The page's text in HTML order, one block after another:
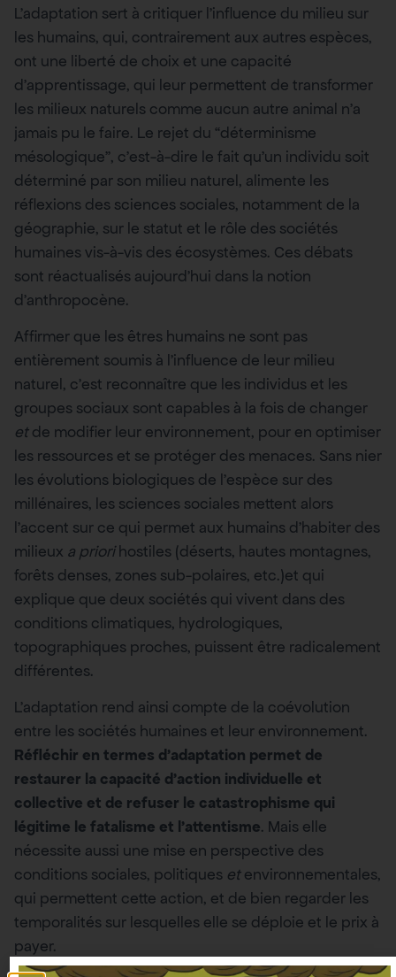
L’adaptation sert à critiquer l’influence du milieu sur
les humains, qui, contrairement aux autres espèces,
ont une liberté de choix et une capacité
d’apprentissage, qui leur permettent de transformer
les milieux naturels comme aucun autre animal n’a
jamais pu le faire. Le rejet du “déterminisme
mésologique”, c’est-à-dire le fait qu’un individu soit
déterminé par son milieu naturel, alimente les
réflexions des sciences sociales, notamment de la
géographie, sur le statut et le rôle des sociétés
humaines vis-à-vis des écosystèmes. Ces débats
sont réactualisés aujourd’hui dans la notion
d’anthropocène.
Affirmer que les êtres humains ne sont pas
entièrement soumis à l’influence de leur milieu
naturel, c’est reconnaître que les individus et les
groupes sociaux sont capables à la fois de changer
etde modifier leur environnement, pour en optimiser
les ressources et se protéger des menaces. Sans nier
les évolutions biologiques de l’espèce sur des
millénaires, les sciences sociales mettent alors
l’accent sur ce qui permet aux humains d’habiter des
milieux a priorihostiles (déserts, hautes montagnes,
forêts denses, zones sub-polaires, etc.)et qui
explique que deux sociétés qui vivent dans des
conditions climatiques, hydrologiques,
topographiques proches, puissent être radicalement
différentes.
L’adaptation rend ainsi compte de la coévolution
entre les sociétés humaines et leur environnement.
Réfléchir en termes d’adaptation permet de
restaurer la capacité d’action individuelle et
collective et de refuser le catastrophisme qui
légitime le fatalisme et l’attentisme. Mais elle
nécessite aussi une mise en perspective des
conditions sociales, politiques etenvironnementales,
qui permettent cette action, et de bien regarder les
temporalités sur lesquelles elle se déploie et le prix à
payer.